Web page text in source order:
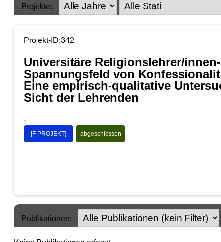
Projekte:
Projekt-ID:342
Universitäre Religionslehrer/
Spannungsfeld von
Eine empirisch-qualitative
Sicht der Lehrenden
-
[F-PROJEKT] abgeschlossen
Publikationen: